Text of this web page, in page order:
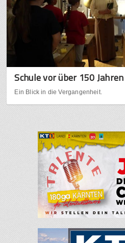
Schule vor über 150 Jahren
Ein Blick in die Vergangenheit.